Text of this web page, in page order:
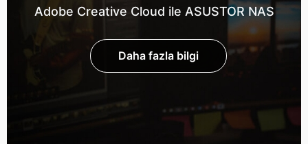
Adobe Creative Cloud ile ASUSTOR NAS
Daha fazla bilgi